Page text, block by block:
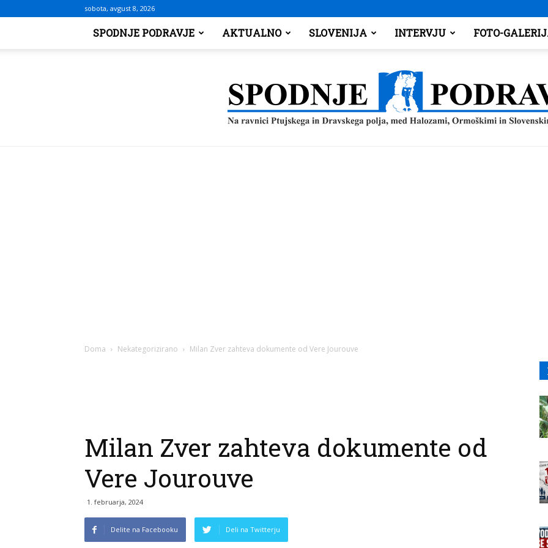
sobota, avgust 8, 2026
SPODNJE PODRAVJE AKTUALNO SLOVENIJA INTERVJU FOTO-
Doma Nekategorizirano Milan Zver zahteva dokumente od Vere Jourouve
Milan Zver zahteva dokumente od
Vere Jourouve
1. februarja, 2024
Delite na Facebooku Deli na Twitterju